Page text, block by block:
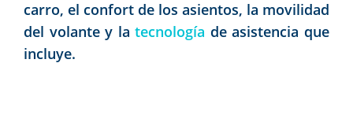
carro, el confort de los asientos, la movilidad
del volante y latecnología de asistencia que
incluye.